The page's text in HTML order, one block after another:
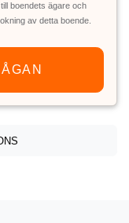
boendets ägare och
av detta boende.